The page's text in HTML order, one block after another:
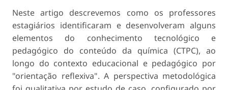
Neste artigo descrevemos como os professores
estagiários identificaram e desenvolveram alguns
elementos do conhecimento tecnológico e
pedagógico do conteúdo da química (CTPC), ao
longo do contexto educacional e pedagógico por
"orientação reflexiva". A perspectiva metodológica